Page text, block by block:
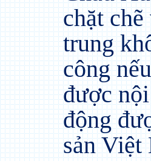
chặt
trung
công
được
động
sản Việt